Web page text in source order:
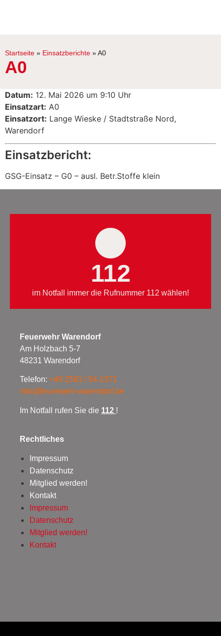
Startseite » Einsatzberichte » A0
A0
Datum: 12. Mai 2026 um 9:10 Uhr
Einsatzart: A0
Einsatzort: Lange Wieske / Stadtstraße Nord,
Warendorf
Einsatzbericht:
GSG-Einsatz – G0 – ausl. Betr.Stoffe klein
112
im Notfall immer die Rufnummer 112 wählen!
Feuerwehr Warendorf
Am Holzbach 5-7
48231 Warendorf
Telefon: +49 2581 / 54-1371
info@feuerwehr-warendorf.de
Im Notfall rufen Sie die 112 !
Rechtliches
Impressum
Datenschutz
Mitglied werden!
Kontakt
Impressum
Datenschutz
Mitglied werden!
Kontakt